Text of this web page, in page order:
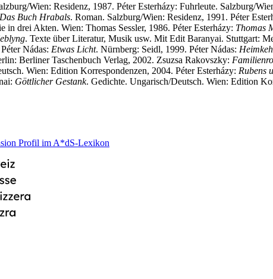
Wien: Residenz, 1987. Péter Esterházy: Fuhrleute. Salzburg/
Das Buch Hrabals. Roman. Salzburg/Wien: Residenz, 1991. Péter
in drei Akten. Wien: Thomas Sessler, 1986. Péter Esterházy: Thomas
. Texte über Literatur, Musik usw. Mit Edit Baranyai. Stuttgart:
Nádas: Etwas Licht. Nürnberg: Seidl, 1999. Péter Nádas:
Berliner Taschenbuch Verlag, 2002. Zsuzsa Rakovszky:
Wien: Edition Korrespondenzen, 2004. Péter Esterházy: Rubens
Göttlicher Gestank. Gedichte. Ungarisch/Deutsch. Wien: Edition
Profil im A*dS-Lexikon